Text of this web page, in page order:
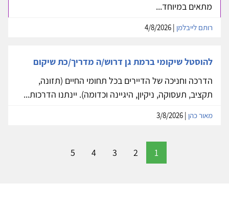
מתאים במיוחד...
רותם לייבלמן
להוסטל שיקומי ברמת גן דרוש/ה מדריך/כת שיקום
הדרכה וחניכה של הדיירים בכל תחומי החיים (תזונה,
תקציב, תעסוקה, ניקיון, היגיינה וכדומה). יינתנו הדרכות...
מאור כהן
1
2
3
4
5